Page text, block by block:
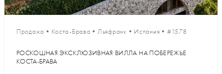
Продажа • Коста-Брава •Льяфранк • Испания • #1578
РОСКОШНАЯ ЭКСКЛЮЗИВНАЯ ВИЛЛА НА ПОБЕРЕЖЬЕ
КОСТА-БРАВА